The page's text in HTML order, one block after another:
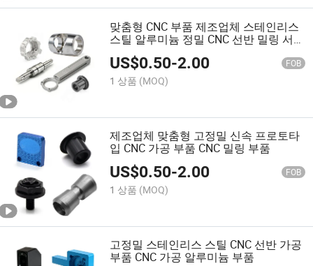
맞춤형 CNC 부품 제조업체 스테인리스
스틸 알루미늄 정밀 CNC 선반 밀링 서비
US$0.50-2.00 FOB
1 상품 (MOQ)
제조업체 맞춤형 고정밀 신속 프로토타
입 CNC 가공 부품 CNC 밀링 부품
US$0.50-2.00 FOB
1 상품 (MOQ)
고정밀 스테인리스 스틸 CNC 선반 가공
부품 CNC 가공 알루미늄 부품